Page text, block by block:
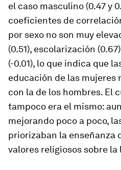
el caso masculino (0.47 y
coeficientes de
por sexo no son muy
(0.51), escolarización
(-0.01), lo que indica que
educación de las mujeres
con la de los hombres. El
tampoco era el mismo:
mejorando poco a poco,
priorizaban la enseñanza
valores religiosos sobre